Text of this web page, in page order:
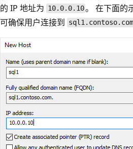
的 IP 地址为 10.0.0.10。 在下面的
可确保用户连接到 sql1.contoso.com